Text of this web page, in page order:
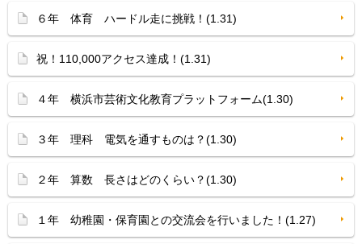
６年 体育 ハードル走に挑戦！(1.31)
祝！110,000アクセス達成！(1.31)
４年 横浜市芸術文化教育プラットフォーム(1.30)
３年 理科 電気を通すものは？(1.30)
２年 算数 長さはどのくらい？(1.30)
１年 幼稚園・保育園との交流会を行いました！(1.27)